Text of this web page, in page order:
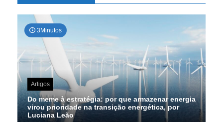
3Minutos
Artigos
Do meme à estratégia: por que armazenar energia
virou prioridade na transição energética, por
Luciana Leão